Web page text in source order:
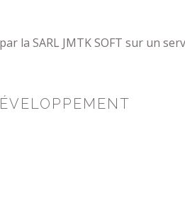
la SARL JMTK SOFT sur un